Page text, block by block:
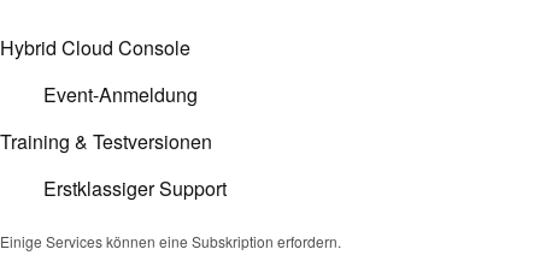
Hybrid Cloud Console
Event-Anmeldung
Training & Testversionen
Erstklassiger Support
Einige Services können eine Subskription erfordern.